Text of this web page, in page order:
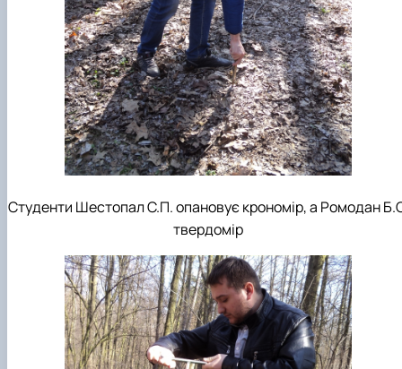
Студенти Шестопал С.П. опановує крономір, а Ромодан
твердомір